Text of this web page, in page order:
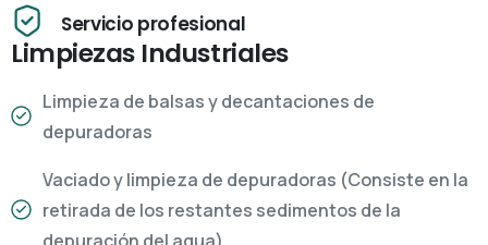
Servicio profesional
Limpiezas Industriales
Limpieza de balsas y decantaciones de
depuradoras
Vaciado y limpieza de depuradoras (Consiste en la
retirada de los restantes sedimentos de la
depuración del agua)